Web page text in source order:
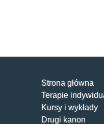
Strona główna
Terapie
Kursy i wykłady
Drugi kanon